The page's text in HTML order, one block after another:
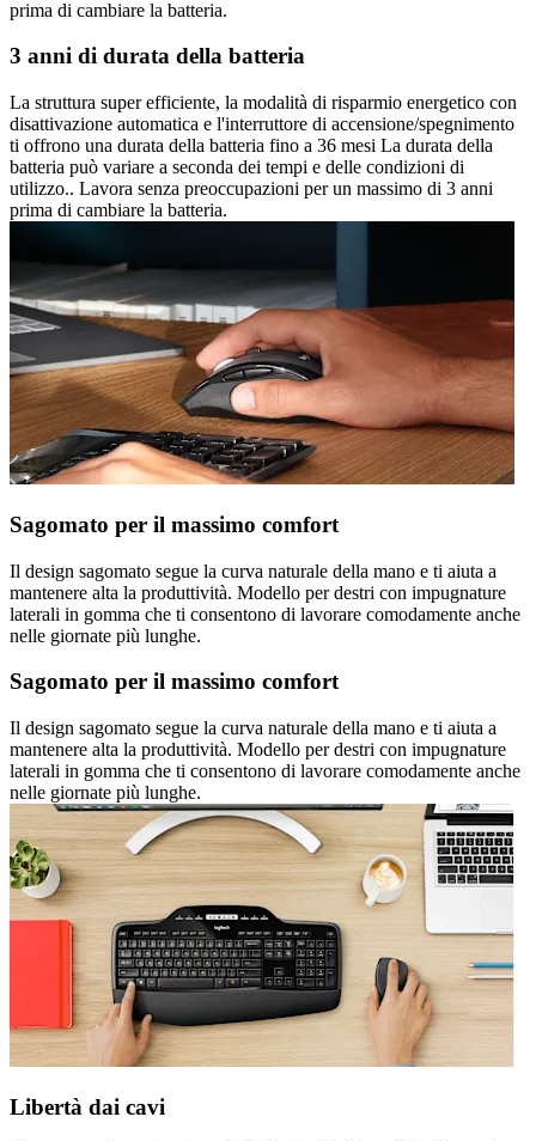
prima di cambiare la batteria.
3 anni di durata della batteria
La struttura super efficiente, la modalità di risparmio energetico con
disattivazione automatica e l'interruttore di accensione/spegnimento
ti offrono una durata della batteria fino a 36 mesi La durata della
batteria può variare a seconda dei tempi e delle condizioni di
utilizzo.. Lavora senza preoccupazioni per un massimo di 3 anni
prima di cambiare la batteria.
Sagomato per il massimo comfort
Il design sagomato segue la curva naturale della mano e ti aiuta a
mantenere alta la produttività. Modello per destri con impugnature
laterali in gomma che ti consentono di lavorare comodamente anche
nelle giornate più lunghe.
Sagomato per il massimo comfort
Il design sagomato segue la curva naturale della mano e ti aiuta a
mantenere alta la produttività. Modello per destri con impugnature
laterali in gomma che ti consentono di lavorare comodamente anche
nelle giornate più lunghe.
Libertà dai cavi